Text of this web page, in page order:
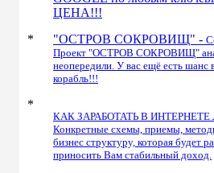
ЦЕНА!!!
*
"ОСТРОВ СОКРОВИЩ" -
Проект "ОСТРОВ СОКРОВИЩ"
неопередили. У вас ещё есть шанс
корабль!!!
*
КАК ЗАРАБОТАТЬ В
Конкретные схемы, приемы,
бизнес структуру, которая будет
приносить Вам стабильный доход.